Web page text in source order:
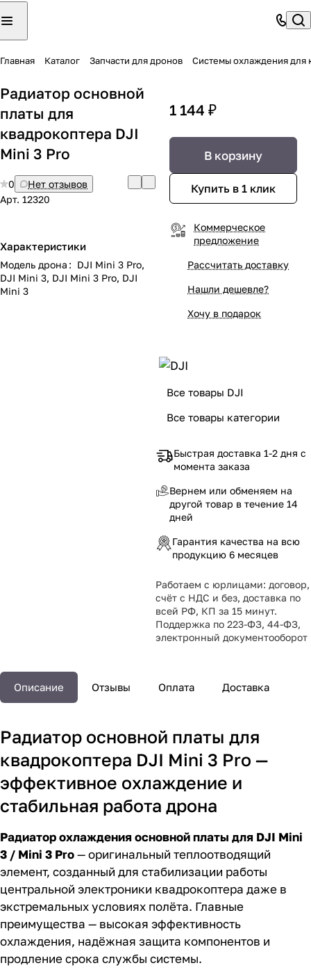
Главная Каталог Запчасти для дронов Системы охлаждения для
Радиатор основной
платы для
квадрокоптера DJI
Mini 3 Pro
0
Нет отзывов
Арт. 12320
Характеристики
Модель дрона : DJI Mini 3 Pro,
DJI Mini 3, DJI Mini 3 Pro, DJI
Mini 3
1 144 ₽
В корзину
Купить в 1 клик
Коммерческое
предложение
Рассчитать доставку
Нашли дешевле?
Хочу в подарок
Все товары DJI
Все товары категории
Быстрая доставка 1-2 дня с
момента заказа
Вернем или обменяем на
другой товар в течение 14
дней
Гарантия качества на всю
продукцию 6 месяцев
Работаем с юрлицами: договор,
счёт с НДС и без, доставка по
всей РФ, КП за 15 минут.
Поддержка по 223-ФЗ, 44-ФЗ,
электронный документооборот
Описание Отзывы Оплата Доставка
Радиатор основной платы для
квадрокоптера DJI Mini 3 Pro —
эффективное охлаждение и
стабильная работа дрона
Радиатор охлаждения основной платы для DJI Mini
3 / Mini 3 Pro— оригинальный теплоотводящий
элемент, созданный для стабилизации работы
центральной электроники квадрокоптера даже в
экстремальных условиях полёта. Главные
преимущества — высокая эффективность
охлаждения, надёжная защита компонентов и
продление срока службы системы.